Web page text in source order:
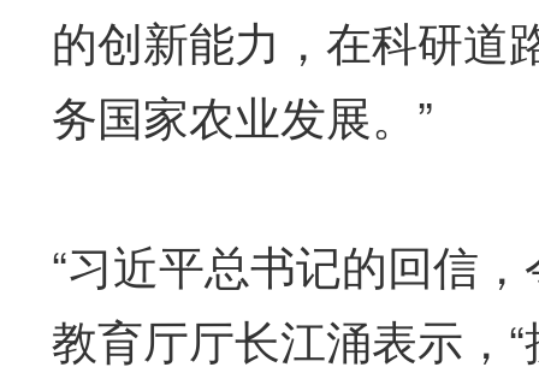
的创新能力，在科研道
务国家农业发展。”
“习近平总书记的回信
教育厅厅长江涌表示，